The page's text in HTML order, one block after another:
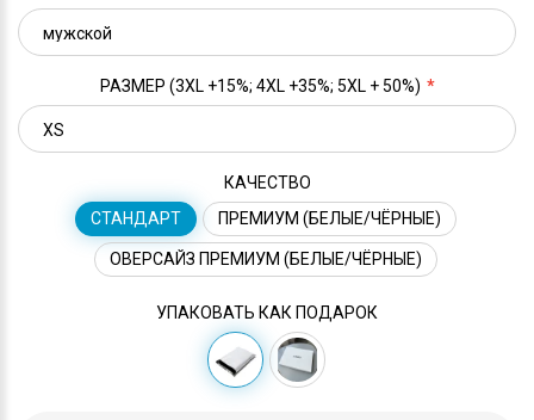
РАЗМЕР (3XL +15%; 4XL +35%; 5XL + 50%)
КАЧЕСТВО
СТАНДАРТ
ПРЕМИУМ (БЕЛЫЕ/ЧЁРНЫЕ)
ОВЕРСАЙЗ ПРЕМИУМ (БЕЛЫЕ/ЧЁРНЫЕ)
УПАКОВАТЬ КАК ПОДАРОК